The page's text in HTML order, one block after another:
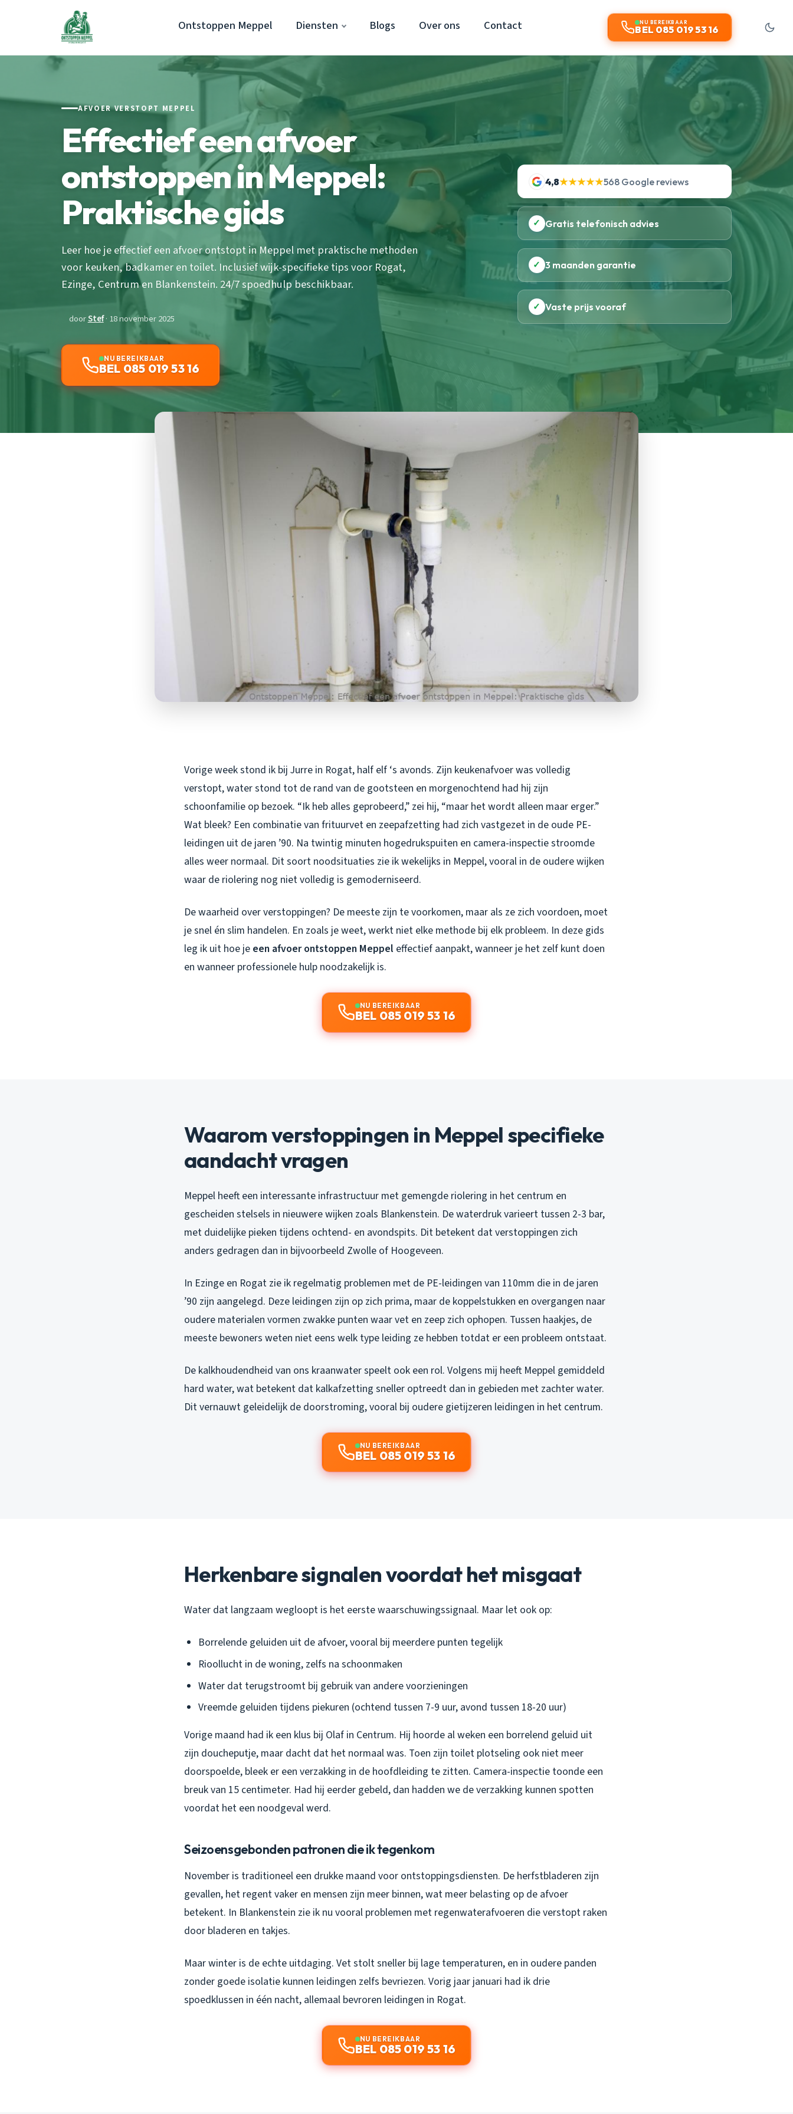
Ontstoppen Meppel Diensten Blogs Over ons Contact NU BEREIKBAAR
BEL 085 019 53 16
AFVOER VERSTOPT MEPPEL
Effectief een afvoer
ontstoppen in Meppel:
Praktische gids
Leer hoe je effectief een afvoer ontstopt in Meppel met praktische methoden
voor keuken, badkamer en toilet. Inclusief wijk-specifieke tips voor Rogat,
Ezinge, Centrum en Blankenstein. 24/7 spoedhulp beschikbaar.
doorStef· 18 november 2025
NU BEREIKBAAR
BEL 085 019 53 16
4,8★★★★★568 Google reviews
✓ Gratis telefonisch advies
✓ 3 maanden garantie
✓ Vaste prijs vooraf
Vorige week stond ik bij Jurre in Rogat, half elf ‘s avonds. Zijn keukenafvoer was volledig
verstopt, water stond tot de rand van de gootsteen en morgenochtend had hij zijn
schoonfamilie op bezoek. “Ik heb alles geprobeerd,” zei hij, “maar het wordt alleen maar erger.”
Wat bleek? Een combinatie van frituurvet en zeepafzetting had zich vastgezet in de oude PE-
leidingen uit de jaren ’90. Na twintig minuten hogedrukspuiten en camera-inspectie stroomde
alles weer normaal. Dit soort noodsituaties zie ik wekelijks in Meppel, vooral in de oudere wijken
waar de riolering nog niet volledig is gemoderniseerd.
De waarheid over verstoppingen? De meeste zijn te voorkomen, maar als ze zich voordoen, moet
je snel én slim handelen. En zoals je weet, werkt niet elke methode bij elk probleem. In deze gids
leg ik uit hoe je een afvoer ontstoppen Meppel effectief aanpakt, wanneer je het zelf kunt doen
en wanneer professionele hulp noodzakelijk is.
NU BEREIKBAAR
BEL 085 019 53 16
Waarom verstoppingen in Meppel specifieke
aandacht vragen
Meppel heeft een interessante infrastructuur met gemengde riolering in het centrum en
gescheiden stelsels in nieuwere wijken zoals Blankenstein. De waterdruk varieert tussen 2-3 bar,
met duidelijke pieken tijdens ochtend- en avondspits. Dit betekent dat verstoppingen zich
anders gedragen dan in bijvoorbeeld Zwolle of Hoogeveen.
In Ezinge en Rogat zie ik regelmatig problemen met de PE-leidingen van 110mm die in de jaren
’90 zijn aangelegd. Deze leidingen zijn op zich prima, maar de koppelstukken en overgangen naar
oudere materialen vormen zwakke punten waar vet en zeep zich ophopen. Tussen haakjes, de
meeste bewoners weten niet eens welk type leiding ze hebben totdat er een probleem ontstaat.
De kalkhoudendheid van ons kraanwater speelt ook een rol. Volgens mij heeft Meppel gemiddeld
hard water, wat betekent dat kalkafzetting sneller optreedt dan in gebieden met zachter water.
Dit vernauwt geleidelijk de doorstroming, vooral bij oudere gietijzeren leidingen in het centrum.
NU BEREIKBAAR
BEL 085 019 53 16
Herkenbare signalen voordat het misgaat
Water dat langzaam wegloopt is het eerste waarschuwingssignaal. Maar let ook op:
Borrelende geluiden uit de afvoer, vooral bij meerdere punten tegelijk
Rioollucht in de woning, zelfs na schoonmaken
Water dat terugstroomt bij gebruik van andere voorzieningen
Vreemde geluiden tijdens piekuren (ochtend tussen 7-9 uur, avond tussen 18-20 uur)
Vorige maand had ik een klus bij Olaf in Centrum. Hij hoorde al weken een borrelend geluid uit
zijn doucheputje, maar dacht dat het normaal was. Toen zijn toilet plotseling ook niet meer
doorspoelde, bleek er een verzakking in de hoofdleiding te zitten. Camera-inspectie toonde een
breuk van 15 centimeter. Had hij eerder gebeld, dan hadden we de verzakking kunnen spotten
voordat het een noodgeval werd.
Seizoensgebonden patronen die ik tegenkom
November is traditioneel een drukke maand voor ontstoppingsdiensten. De herfstbladeren zijn
gevallen, het regent vaker en mensen zijn meer binnen, wat meer belasting op de afvoer
betekent. In Blankenstein zie ik nu vooral problemen met regenwaterafvoeren die verstopt raken
door bladeren en takjes.
Maar winter is de echte uitdaging. Vet stolt sneller bij lage temperaturen, en in oudere panden
zonder goede isolatie kunnen leidingen zelfs bevriezen. Vorig jaar januari had ik drie
spoedklussen in één nacht, allemaal bevroren leidingen in Rogat.
NU BEREIKBAAR
BEL 085 019 53 16